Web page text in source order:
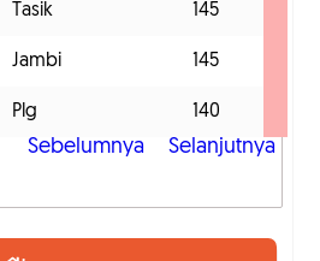
Tasik 145
Jambi 145
Plg 140
Sebelumnya Selanjutnya